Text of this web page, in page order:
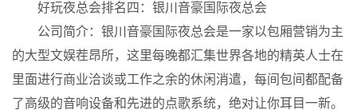
好玩夜总会排名四：银川音豪国际夜总会
公司简介：银川音豪国际夜总会是一家以包厢营销为主
的大型文娱茬昂所，这里每晚都汇集世界各地的精英人士在
里面进行商业洽谈或工作之余的休闲消遣，每间包间都配备
了高级的音响设备和先进的点歌系统，绝对让你耳目一新。